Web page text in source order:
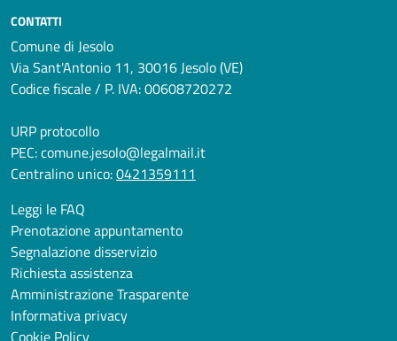
CONTATTI
Comune di Jesolo
Via Sant'Antonio 11, 30016 Jesolo (VE)
Codice fiscale / P. IVA: 00608720272
URP protocollo
PEC:comune.jesolo@legalmail.it
Centralino unico:0421359111
Leggi le FAQ
Prenotazione appuntamento
Segnalazione disservizio
Richiesta assistenza
Amministrazione Trasparente
Informativa privacy
Cookie Policy